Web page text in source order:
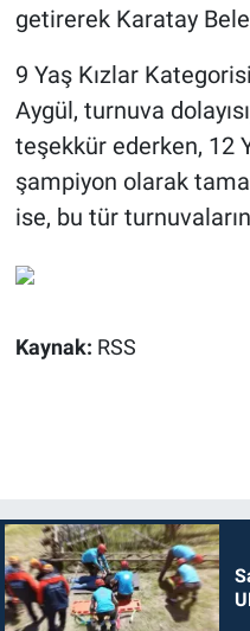
getirerek Karatay
9 Yaş Kızlar
Aygül, turnuva
teşekkür ederken, 12
şampiyon olarak
ise, bu tür
Kaynak: RSS